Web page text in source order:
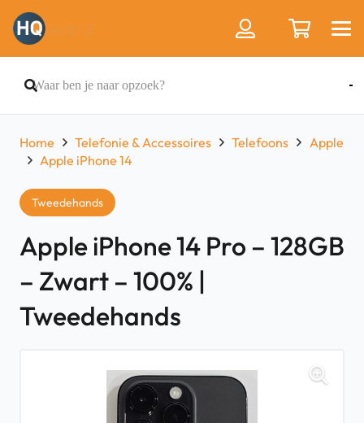
Home Telefonie & Accessoires Telefoons
Apple
Apple iPhone 14
Tweedehands
Apple iPhone 14 Pro – 128GB
– Zwart – 100% |
Tweedehands